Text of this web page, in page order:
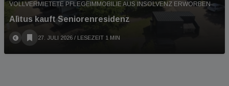
VOLLVERMIETETE PFLEGEIMMOBILIE AUS INSOLVENZ ERWORBEN
Alìtus kauft Seniorenresidenz
27. JULI 2026 / LESEZEIT 1 MIN